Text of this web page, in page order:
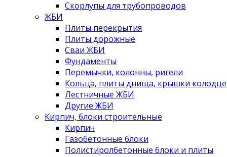
Скорлупы для трубопроводов
ЖБИ
Плиты перекрытия
Плиты дорожные
Сваи ЖБИ
Фундаменты
Перемычки, колонны, ригели
Кольца, плиты днища, крышки
Лестничные ЖБИ
Другие ЖБИ
Кирпич, блоки строительные
Кирпич
Газобетонные блоки
Полистиролбетонные блоки и плиты